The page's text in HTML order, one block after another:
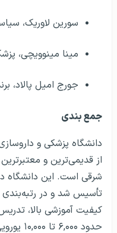
سورین لاوریک،
مینا مینوویچی،
جورج امیل پالاد،
جمع بندی
دانشگاه پزشکی و
از قدیمی‌ترین و
کیفیت آموزشی بالا،
حدود